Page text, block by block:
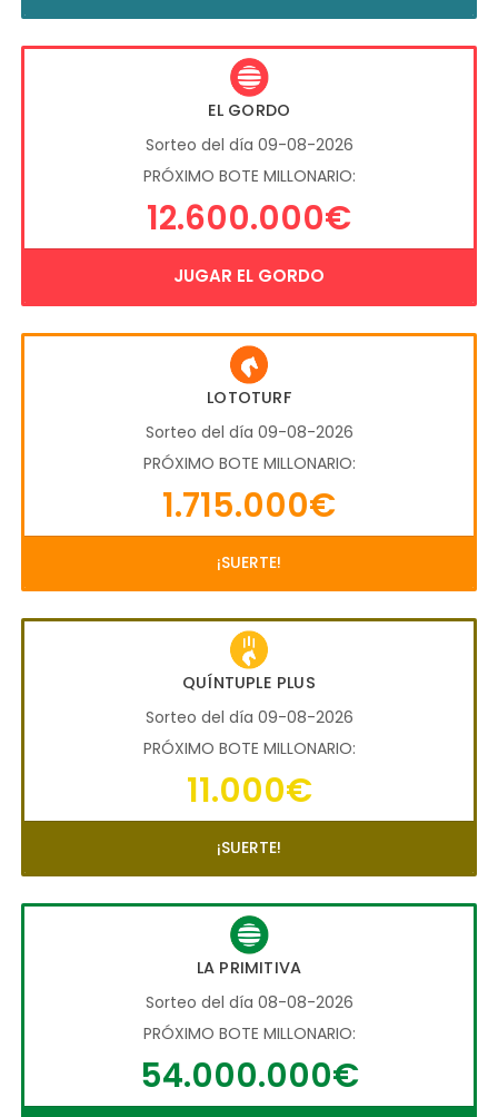
EL GORDO
Sorteo del día 09-08-2026
PRÓXIMO BOTE MILLONARIO:
12.600.000€
JUGAR EL GORDO
LOTOTURF
Sorteo del día 09-08-2026
PRÓXIMO BOTE MILLONARIO:
1.715.000€
¡SUERTE!
QUÍNTUPLE PLUS
Sorteo del día 09-08-2026
PRÓXIMO BOTE MILLONARIO:
11.000€
¡SUERTE!
LA PRIMITIVA
Sorteo del día 08-08-2026
PRÓXIMO BOTE MILLONARIO:
54.000.000€